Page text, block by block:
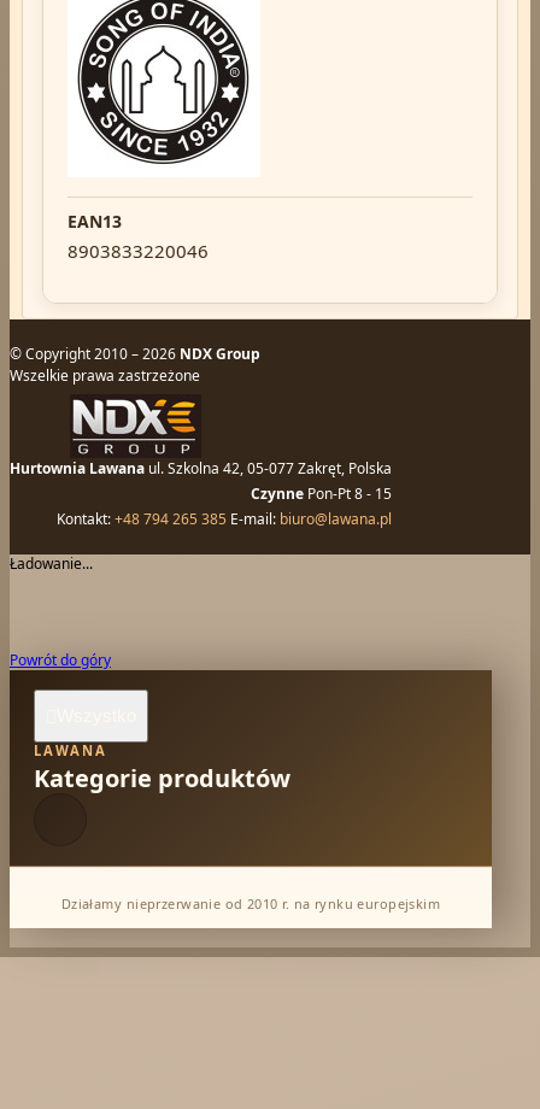
EAN13
8903833220046
Hurtownia Lawana ul. Szkolna 42, 05-077 Zakręt, Polska
Czynne Pon-Pt 8 - 15
Kontakt:+48 794 265 385 E-mail: biuro@lawana.pl
© Copyright 2010 – 2026 NDX Group
Wszelkie prawa zastrzeżone
Ładowanie...
Powrót do góry
LAWANA
Kategorie produktów
Dabur Hurt
Działamy nieprzerwanie od 2010 r. na rynku europejskim